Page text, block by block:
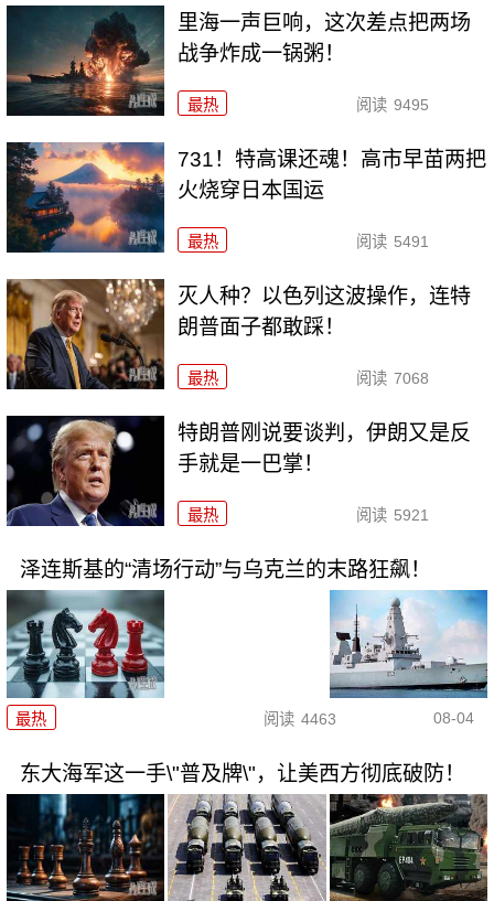
里海一声巨响，这次差点把两场
战争炸成一锅粥！
最热 阅读 9495
731！特高课还魂！高市早苗两把
火烧穿日本国运
最热 阅读 5491
灭人种？以色列这波操作，连特
朗普面子都敢踩！
最热 阅读 7068
特朗普刚说要谈判，伊朗又是反
手就是一巴掌！
最热 阅读 5921
泽连斯基的“清场行动”与乌克兰的末路狂飙！
最热 阅读 4463 08-04
东大海军这一手\"普及牌\"，让美西方彻底破防！